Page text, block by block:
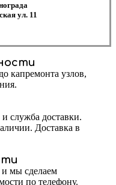
ул. 11
капремонта узлов,
служба доставки.
Доставка в
и мы сделаем
по телефону.